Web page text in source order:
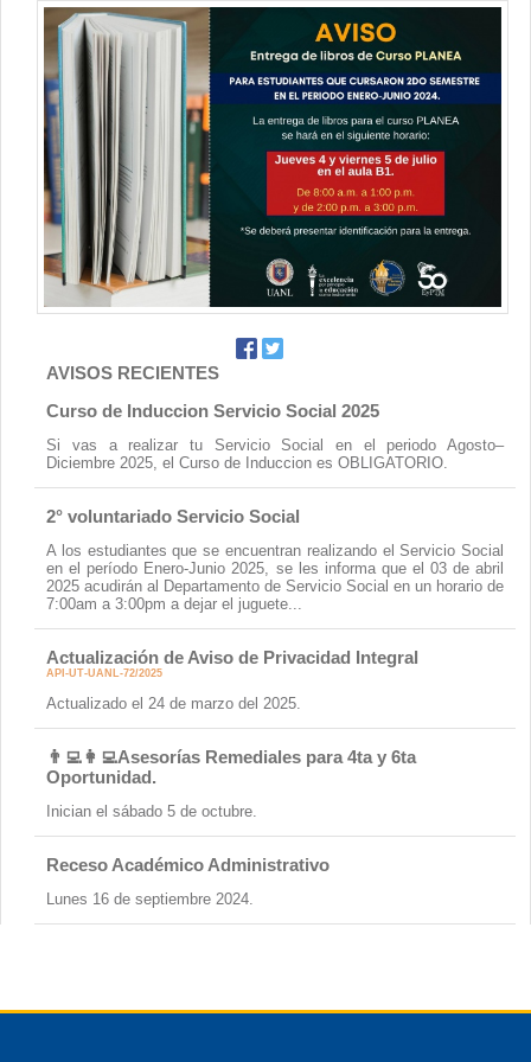
Contacto
AVISOS RECIENTES
Curso de Induccion Servicio Social 2025
Si vas a realizar tu Servicio Social en el periodo Agosto–
Diciembre 2025, el Curso de Induccion es OBLIGATORIO.
2° voluntariado Servicio Social
A los estudiantes que se encuentran realizando el Servicio Social
en el período Enero-Junio 2025, se les informa que el 03 de abril
2025 acudirán al Departamento de Servicio Social en un horario de
7:00am a 3:00pm a dejar el juguete...
Actualización de Aviso de Privacidad Integral
API-UT-UANL-72/2025
Actualizado el 24 de marzo del 2025.
👨‍💻👩‍💻Asesorías Remediales para 4ta y 6ta
Oportunidad.
Inician el sábado 5 de octubre.
Receso Académico Administrativo
Lunes 16 de septiembre 2024.